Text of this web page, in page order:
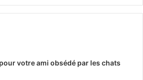
votre ami obsédé par les chats